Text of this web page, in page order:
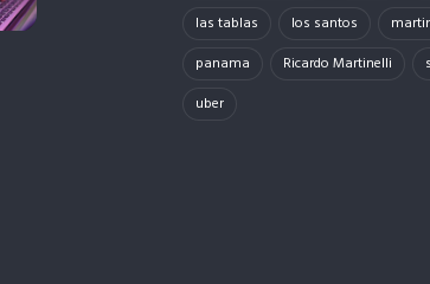
las tablas
los santos
panama
Ricardo Martinelli
uber